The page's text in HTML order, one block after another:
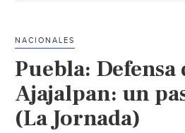
NACIONALES
Puebla:
Ajajalpan: un
(La Jornada)